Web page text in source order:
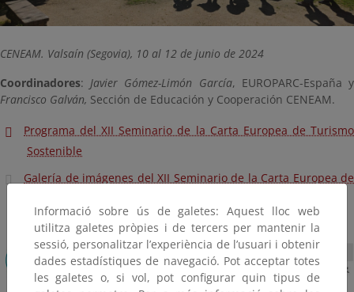
CENEAM. Valsaín (Segovia), 10 al 12 de junio de 2024
Coordinadores: Javier Gómez-Limón García, EUROPARC-España y
Francisco Galván, Sección de Educación y Cooperación CENEAM.
Programa del XII Seminario de la Carta Europea de Turismo
Sostenible
Galería de imágenes del XII Seminario de la Carta Europea de
Informació sobre ús de galetes: Aquest lloc web
utilitza galetes pròpies i de tercers per mantenir la
sessió, personalitzar l’experiència de l’usuari i obtenir
dades estadístiques de navegació. Pot acceptar totes
les galetes o, si vol, pot configurar quin tipus de